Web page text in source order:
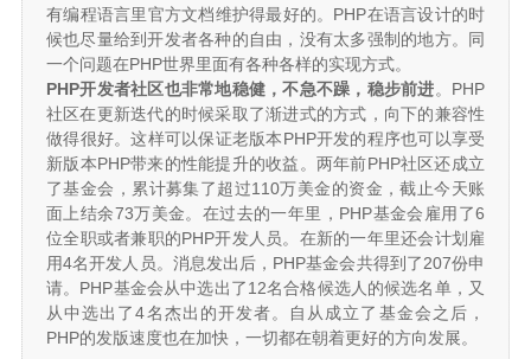
有编程语言里官方文档维护得最好的。PHP在语言设计的时
候也尽量给到开发者各种的自由，没有太多强制的地方。同
一个问题在PHP世界里面有各种各样的实现方式。
PHP开发者社区也非常地稳健，不急不躁，稳步前进。PHP
社区在更新迭代的时候采取了渐进式的方式，向下的兼容性
做得很好。这样可以保证老版本PHP开发的程序也可以享受
新版本PHP带来的性能提升的收益。两年前PHP社区还成立
了基金会，累计募集了超过110万美金的资金，截止今天账
面上结余73万美金。在过去的一年里，PHP基金会雇用了6
位全职或者兼职的PHP开发人员。在新的一年里还会计划雇
用4名开发人员。消息发出后，PHP基金会共得到了207份申
请。PHP基金会从中选出了12名合格候选人的候选名单，又
从中选出了4名杰出的开发者。自从成立了基金会之后，
PHP的发版速度也在加快，一切都在朝着更好的方向发展。